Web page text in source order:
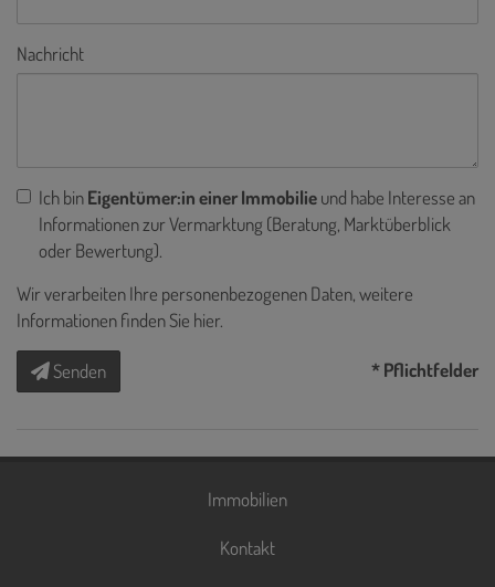
Nachricht
Ich binEigentümer:in einer Immobilieund habe Interesse an
Informationen zur Vermarktung (Beratung, Marktüberblick
oder Bewertung).
Wir verarbeiten Ihre personenbezogenen Daten, weitere
Informationen finden Sie hier.
Senden * Pflichtfelder
Immobilien
Kontakt